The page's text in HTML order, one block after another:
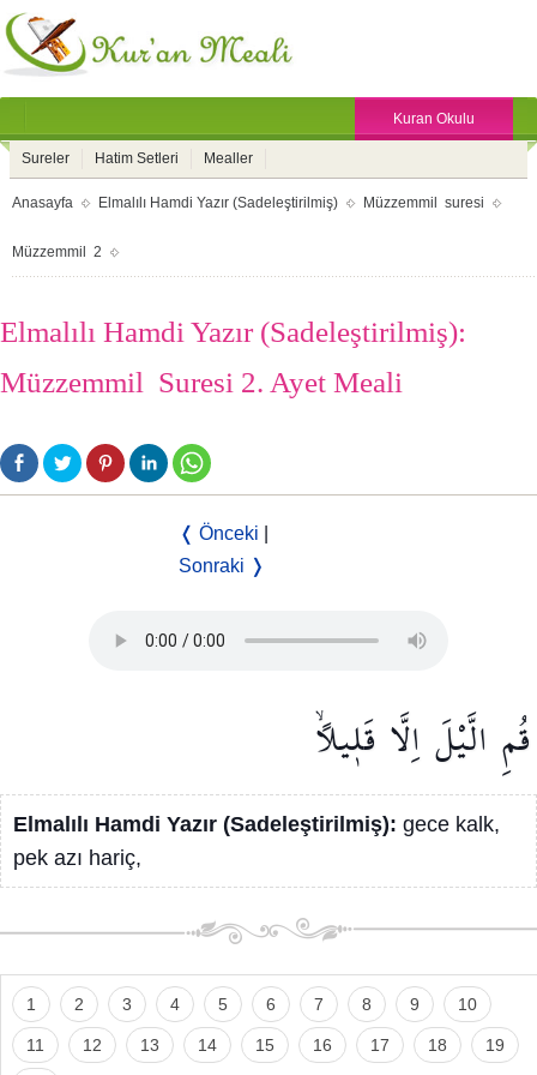
Kuran Okulu
Sureler Hatim Setleri Mealler
Anasayfa Elmalılı Hamdi Yazır (Sadeleştirilmiş) Müzzemmil suresi
Müzzemmil 2
Elmalılı Hamdi Yazır (Sadeleştirilmiş):
Müzzemmil Suresi 2. Ayet Meali
❬ Önceki
Sonraki ❭
قُمِ الَّيْلَاِلَّا قَل۪يلًاۙ
Elmalılı Hamdi Yazır (Sadeleştirilmiş): gece kalk,
pek azı hariç,
1 2 3 4 5 6 7 8 9 10
11 12 13 14 15 16 17 18 19